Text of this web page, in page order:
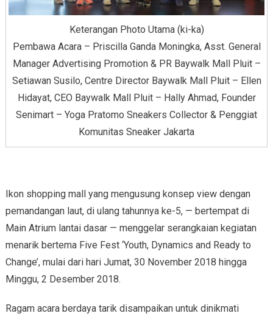
Keterangan Photo Utama (ki-ka)
Pembawa Acara – Priscilla Ganda Moningka, Asst. General
Manager Advertising Promotion & PR Baywalk Mall Pluit –
Setiawan Susilo, Centre Director Baywalk Mall Pluit – Ellen
Hidayat, CEO Baywalk Mall Pluit – Hally Ahmad, Founder
Senimart – Yoga Pratomo Sneakers Collector & Penggiat
Komunitas Sneaker Jakarta
Ikon shopping mall yang mengusung konsep view dengan
pemandangan laut, di ulang tahunnya ke-5, — bertempat di
Main Atrium lantai dasar — menggelar serangkaian kegiatan
menarik bertema Five Fest ‘Youth, Dynamics and Ready to
Change’, mulai dari hari Jumat, 30 November 2018 hingga
Minggu, 2 Desember 2018.
Ragam acara berdaya tarik disampaikan untuk dinikmati